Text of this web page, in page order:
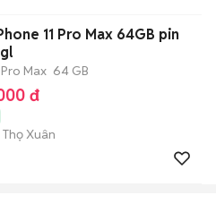
11 Pro Max 64GB pin
Pro Max 64 GB
đ
Xuân